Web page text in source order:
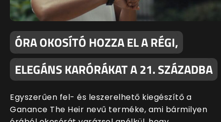
ÓRA OKOSÍTÓ HOZZA EL A RÉGI,
ELEGÁNS KARÓRÁKAT A 21. SZÁZADBA
Egyszerűen fel- és leszerelhető kiegészítő a
Ganance The Heir nevű terméke, ami bármilyen